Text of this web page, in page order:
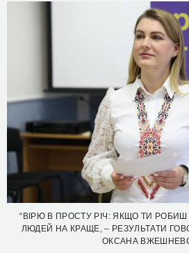
“ВІРЮ В ПРОСТУ РІЧ: ЯКЩО ТИ
ЛЮДЕЙ НА КРАЩЕ, – РЕЗУЛЬТАТИ
ОКСАНА